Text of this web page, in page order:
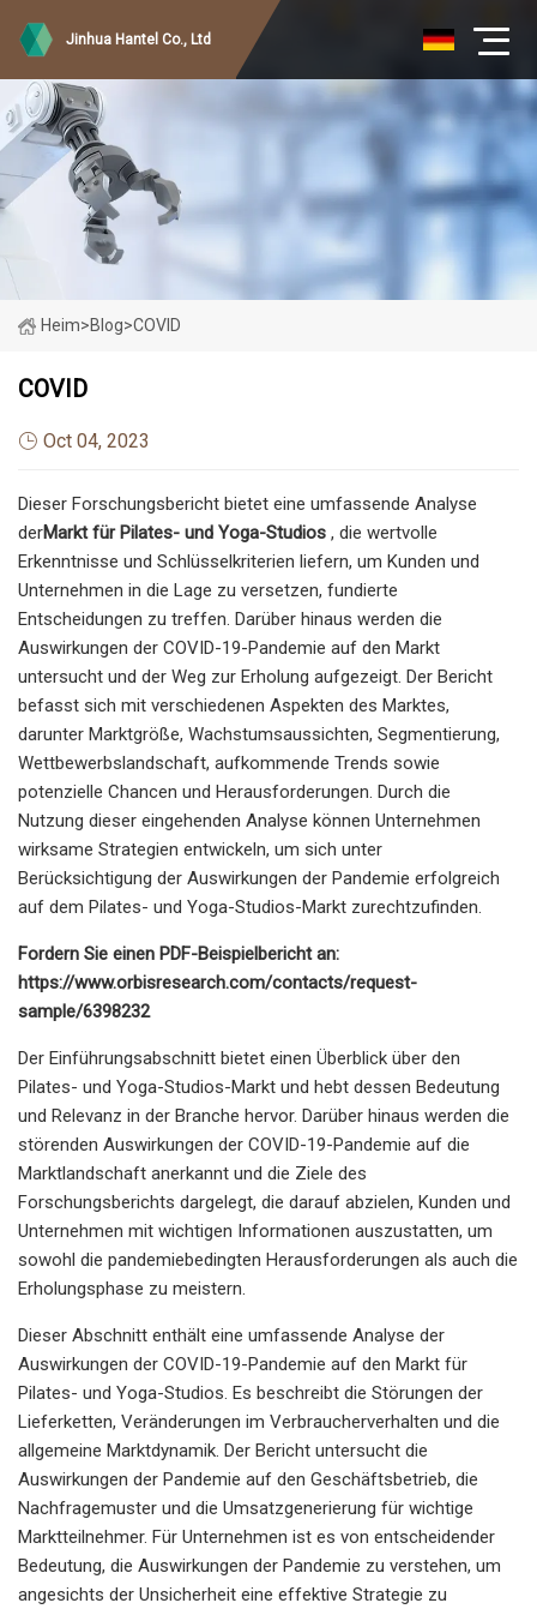
Jinhua Hantel Co., Ltd
Heim>Blog>COVID
COVID
Oct 04, 2023
Dieser Forschungsbericht bietet eine umfassende Analyse
derMarkt für Pilates- und Yoga-Studios , die wertvolle
Erkenntnisse und Schlüsselkriterien liefern, um Kunden und
Unternehmen in die Lage zu versetzen, fundierte
Entscheidungen zu treffen. Darüber hinaus werden die
Auswirkungen der COVID-19-Pandemie auf den Markt
untersucht und der Weg zur Erholung aufgezeigt. Der Bericht
befasst sich mit verschiedenen Aspekten des Marktes,
darunter Marktgröße, Wachstumsaussichten, Segmentierung,
Wettbewerbslandschaft, aufkommende Trends sowie
potenzielle Chancen und Herausforderungen. Durch die
Nutzung dieser eingehenden Analyse können Unternehmen
wirksame Strategien entwickeln, um sich unter
Berücksichtigung der Auswirkungen der Pandemie erfolgreich
auf dem Pilates- und Yoga-Studios-Markt zurechtzufinden.
Fordern Sie einen PDF-Beispielbericht an:
https://www.orbisresearch.com/contacts/request-
sample/6398232
Der Einführungsabschnitt bietet einen Überblick über den
Pilates- und Yoga-Studios-Markt und hebt dessen Bedeutung
und Relevanz in der Branche hervor. Darüber hinaus werden die
störenden Auswirkungen der COVID-19-Pandemie auf die
Marktlandschaft anerkannt und die Ziele des
Forschungsberichts dargelegt, die darauf abzielen, Kunden und
Unternehmen mit wichtigen Informationen auszustatten, um
sowohl die pandemiebedingten Herausforderungen als auch die
Erholungsphase zu meistern.
Dieser Abschnitt enthält eine umfassende Analyse der
Auswirkungen der COVID-19-Pandemie auf den Markt für
Pilates- und Yoga-Studios. Es beschreibt die Störungen der
Lieferketten, Veränderungen im Verbraucherverhalten und die
allgemeine Marktdynamik. Der Bericht untersucht die
Auswirkungen der Pandemie auf den Geschäftsbetrieb, die
Nachfragemuster und die Umsatzgenerierung für wichtige
Marktteilnehmer. Für Unternehmen ist es von entscheidender
Bedeutung, die Auswirkungen der Pandemie zu verstehen, um
angesichts der Unsicherheit eine effektive Strategie zu